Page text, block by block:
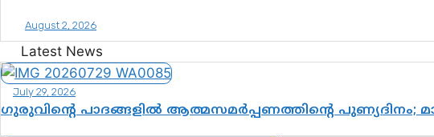
August 2, 2026
Latest News
July 29, 2026
ഗുരുവിന്റെ പാദങ്ങളിൽ ആത്മസമർപ്പണത്തിന്റെ